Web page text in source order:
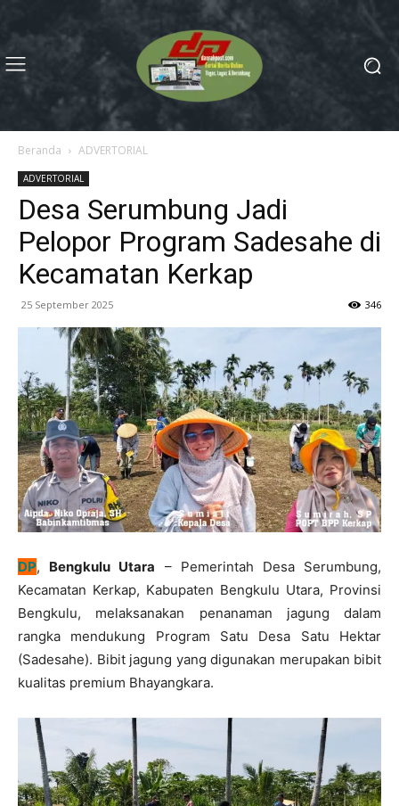
Beranda ADVERTORIAL
ADVERTORIAL
Desa Serumbung Jadi
Pelopor Program Sadesahe di
Kecamatan Kerkap
25 September 2025 346
DP, Bengkulu Utara – Pemerintah Desa Serumbung,
Kecamatan Kerkap, Kabupaten Bengkulu Utara, Provinsi
Bengkulu, melaksanakan penanaman jagung dalam
rangka mendukung Program Satu Desa Satu Hektar
(Sadesahe). Bibit jagung yang digunakan merupakan bibit
kualitas premium Bhayangkara.